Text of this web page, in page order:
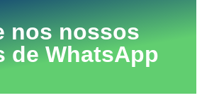
nos nossos
de WhatsApp